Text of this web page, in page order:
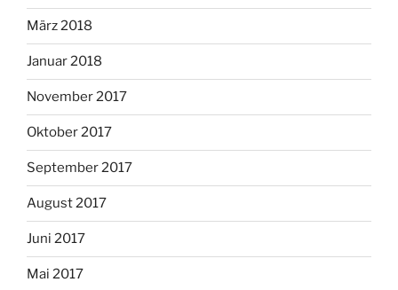
März 2018
Januar 2018
November 2017
Oktober 2017
September 2017
August 2017
Juni 2017
Mai 2017